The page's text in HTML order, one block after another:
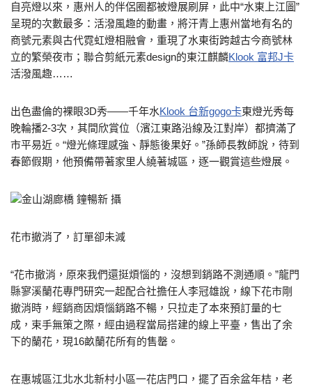
自亮燈以來，惠州人的伴侶圈都被燈展刷屏，此中“水東上江圖”
呈現的次數最多：活潑風趣的動畫，將汗青上惠州當地有名的
商號元素與古代霓虹燈相融會，重現了水東街跨越古今商號林
立的繁榮夜市；聯合剪紙元素design的東江麒麟Klook 富邦J卡
活潑風趣……
出色盡倫的裸眼3D秀——千年水Klook 台新gogo卡東燈光秀每
晚輪播2-3次，其間欣賞位（濱江東路沿線及江對岸）都擠滿了
市平易近。“燈光條理感強、靜態後果好。”孫師長教師說，待到
春節假期，他預備帶著家里人繞著城區，逐一觀賞這些燈展。
金山湖廊橋 鐘暢新 攝
花市撤消了，訂單卻未減
“花市撤消，原來我們還挺煩惱的，沒想到銷路不測通順。”龍門
縣寥溪蘭花專門研究一起配合社擔任人李冠雄說，線下花市剛
撤消時，經銷商因煩惱銷路不暢，只拉走了本來預訂量的七
成，束手無策之際，經由過程當局搭建的線上平臺，售出了余
下的蘭花，現16畝蘭花所有的售罄。
在惠城區江北水北新村小區一花店門口，擺了百余盆年桔，老